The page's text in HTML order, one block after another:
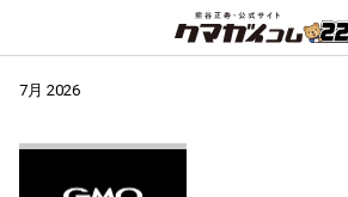
7月 2026